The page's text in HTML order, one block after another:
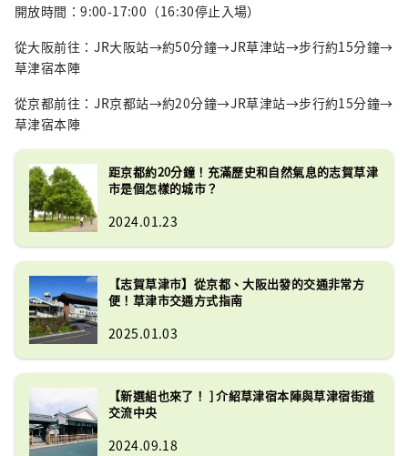
開放時間：9:00-17:00（16:30停止入場）
從大阪前往：JR大阪站→約50分鐘→JR草津站→步行約15分鐘→
草津宿本陣
從京都前往：JR京都站→約20分鐘→JR草津站→步行約15分鐘→
草津宿本陣
距京都約20分鐘！充滿歷史和自然氣息的志賀草津
市是個怎樣的城市？
2024.01.23
【志賀草津市】從京都、大阪出發的交通非常方
便！草津市交通方式指南
2025.01.03
【新選組也來了！ ] 介紹草津宿本陣與草津宿街道
交流中央
2024.09.18